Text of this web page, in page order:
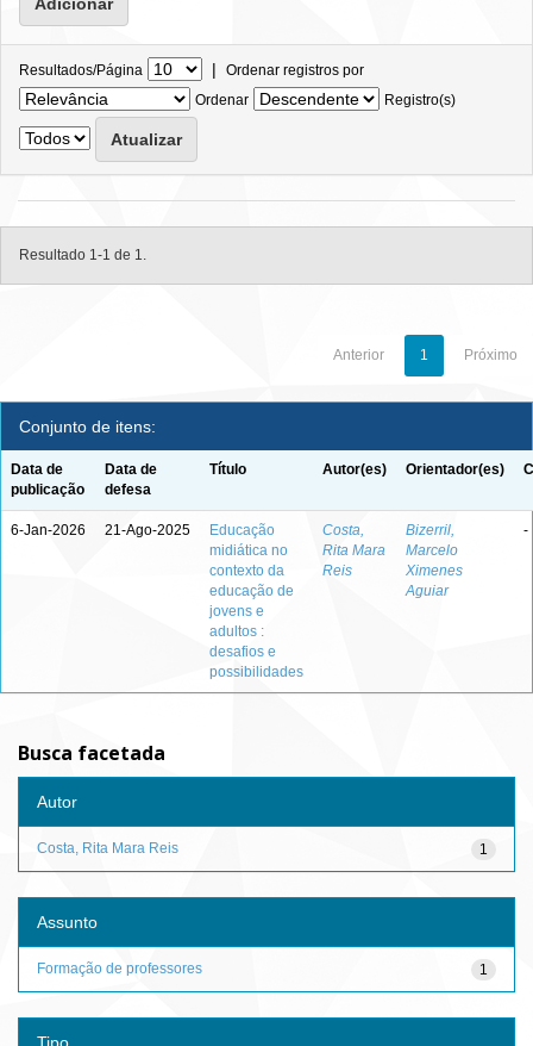
Resultados/Página | Ordenar registros por
Ordenar
Registro(s)
Resultado 1-1 de 1.
Anterior 1 Próximo
Conjunto de itens:
Data de
publicação
Data de
defesa
Título Autor(es) Orientador(es)
6-Jan-2026 21-Ago-2025
Educação
midiática no
contexto da
educação de
jovens e
adultos :
desafios e
possibilidades
Costa,
Rita Mara
Reis
Bizerril,
Marcelo
Ximenes
Aguiar
-
Busca facetada
Autor
1
Costa, Rita Mara Reis
Assunto
1
Formação de professores
Tipo